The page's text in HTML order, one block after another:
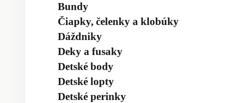
Bundy
Čiapky, čelenky a klobúky
Dáždniky
Deky a fusaky
Detské body
Detské lopty
Detské perinky